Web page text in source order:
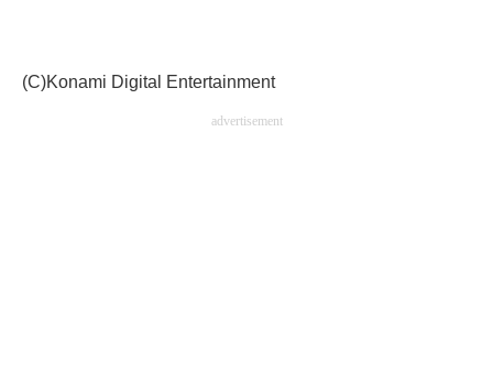
(C)Konami Digital Entertainment
advertisement